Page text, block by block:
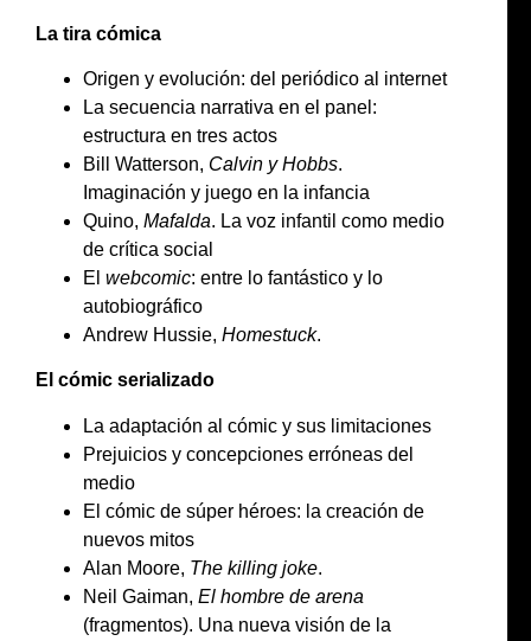
La tira cómica
Origen y evolución: del periódico al internet
La secuencia narrativa en el panel:
estructura en tres actos
Bill Watterson, Calvin y Hobbs.
Imaginación y juego en la infancia
Quino, Mafalda. La voz infantil como medio
de crítica social
El webcomic: entre lo fantástico y lo
autobiográfico
Andrew Hussie, Homestuck.
El cómic serializado
La adaptación al cómic y sus limitaciones
Prejuicios y concepciones erróneas del
medio
El cómic de súper héroes: la creación de
nuevos mitos
Alan Moore, The killing joke.
Neil Gaiman, El hombre de arena
(fragmentos). Una nueva visión de la